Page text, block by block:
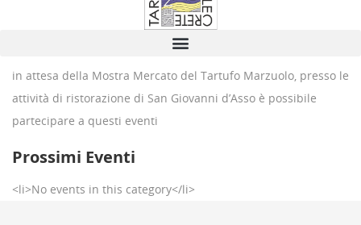
in attesa della Mostra Mercato del Tartufo Marzuolo, presso le
attività di ristorazione di San Giovanni d’Asso è possibile
partecipare a questi eventi
Prossimi Eventi
<li>No events in this category</li>